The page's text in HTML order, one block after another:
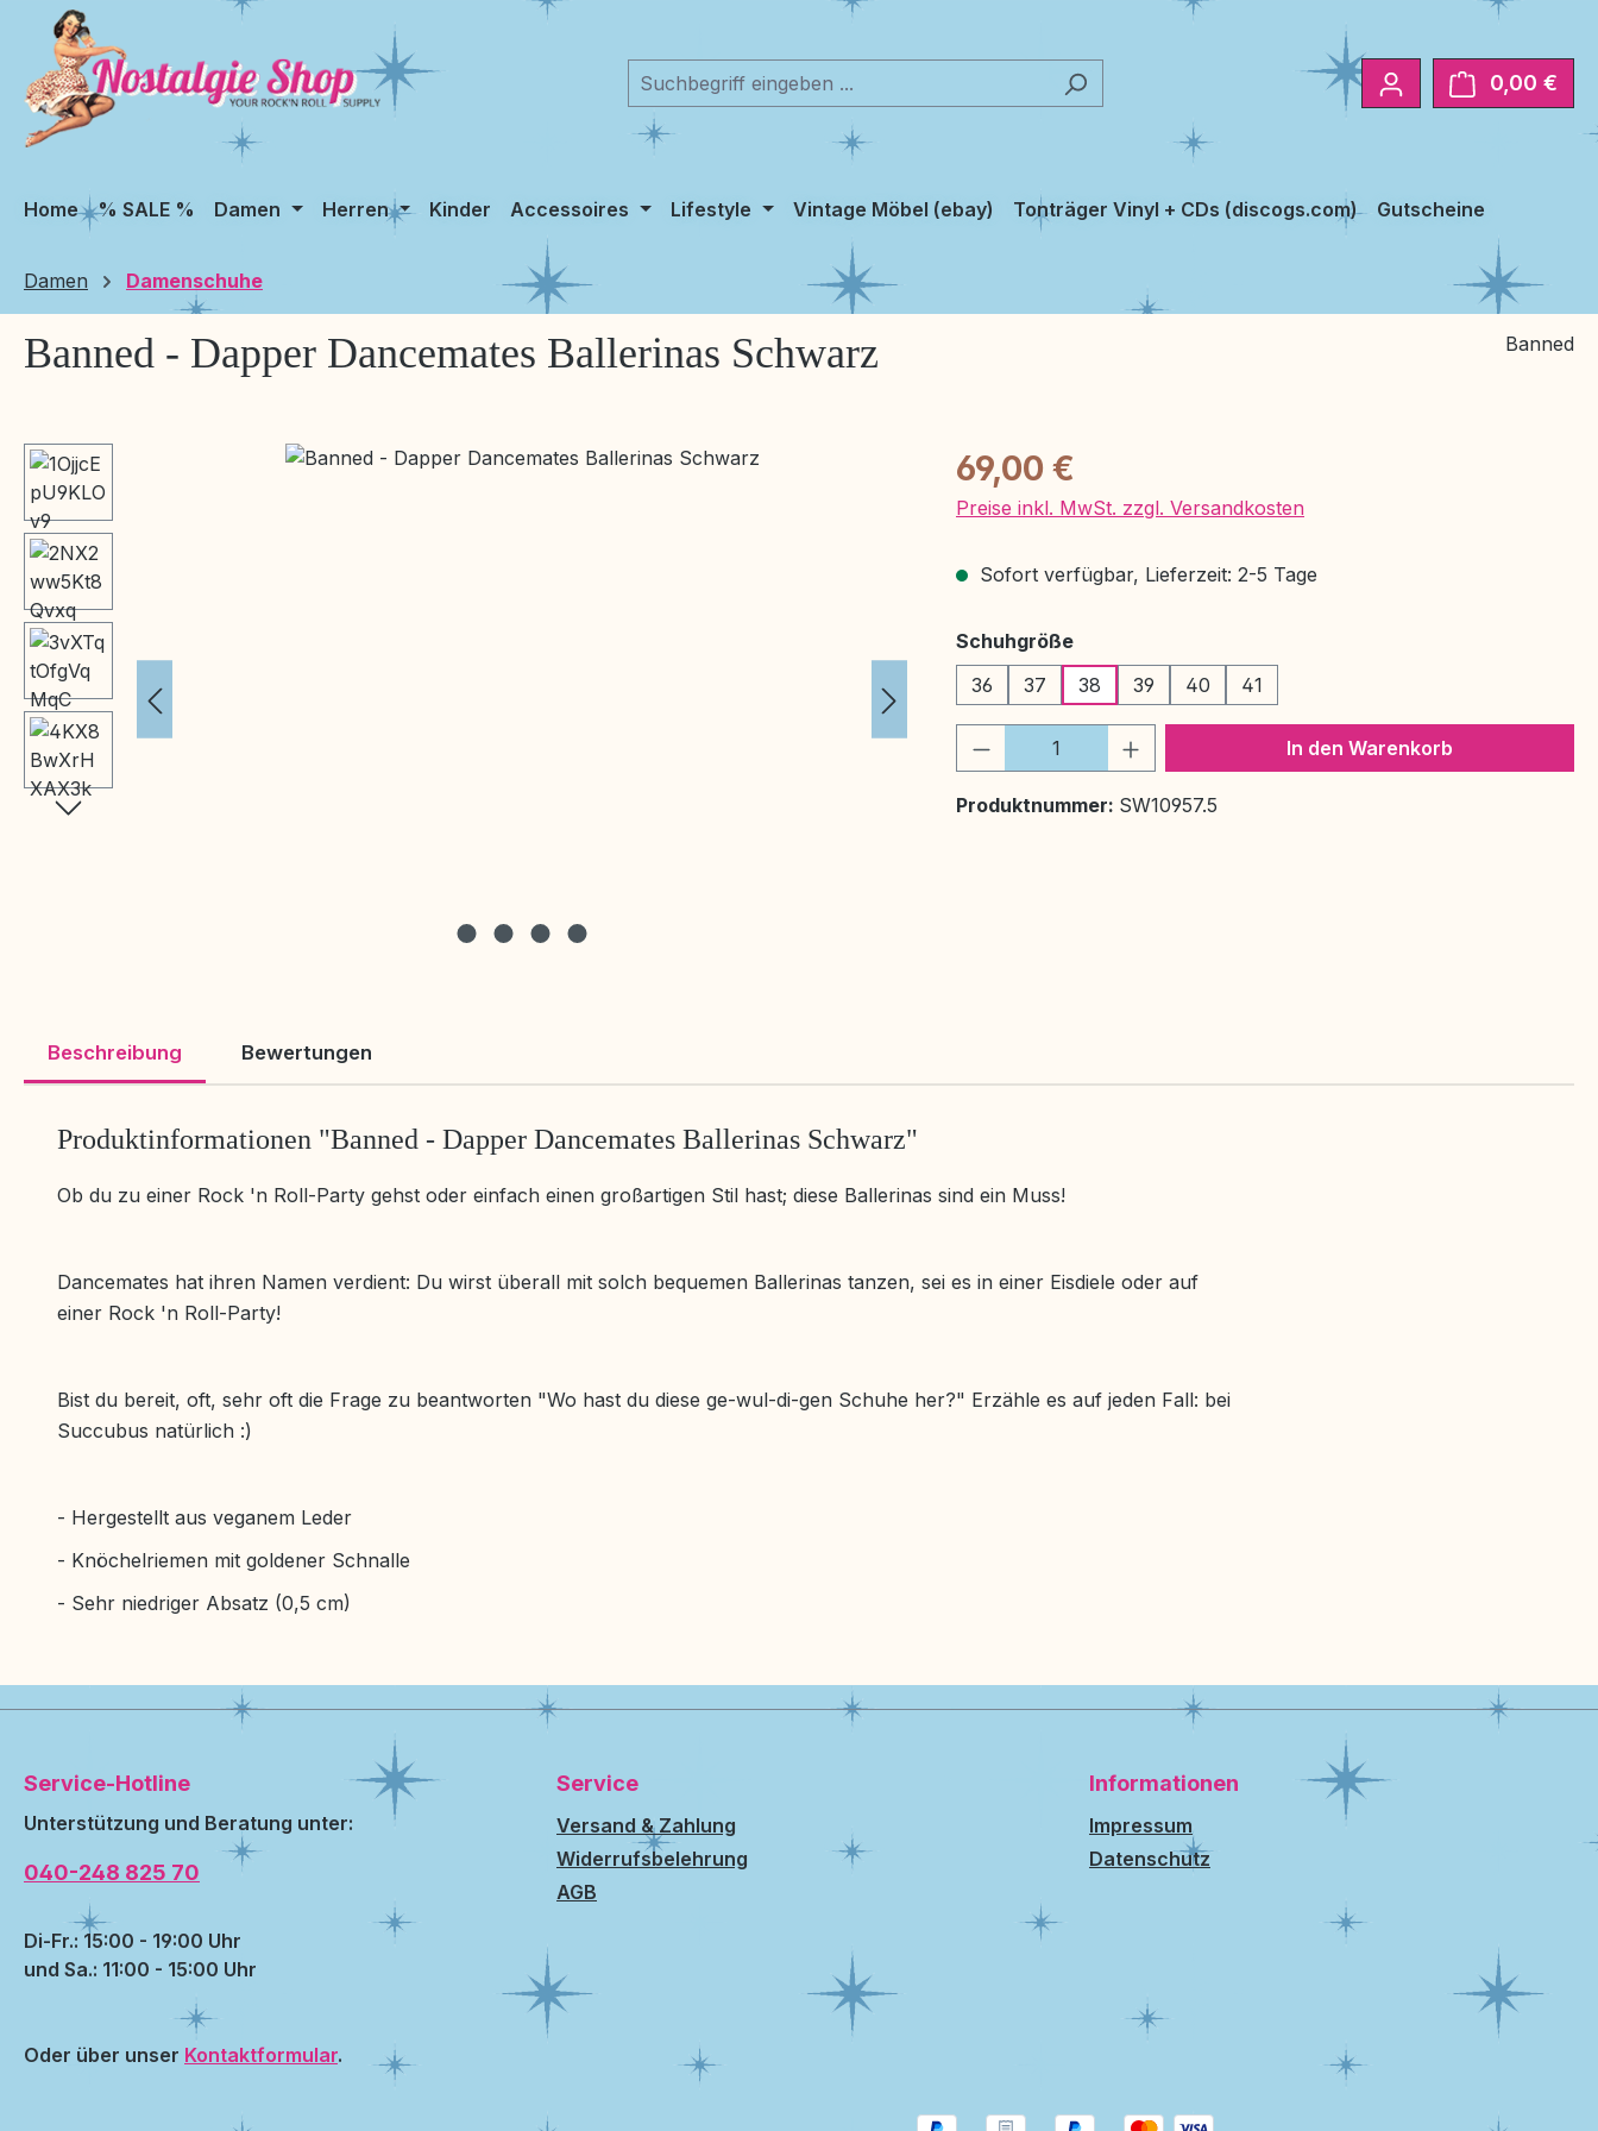
Hauptinhalt springen
Zur Suche springen
Zur Hauptnavigation springen
0,00 €
Home % SALE % Damen Herren Kinder Accessoires Lifestyle Vintage Möbel (ebay) Tonträger Vinyl + CDs (discogs.com) Gutscheine
Damen Damenschuhe
Banned - Dapper Dancemates Ballerinas Schwarz Banned
Bildergalerie überspringen Regulärer Preis:
69,00 €
Preise inkl. MwSt. zzgl. Versandkosten
Sofort verfügbar, Lieferzeit: 2-5 Tage
Schuhgrößeauswählen
36
37 38 39 40 41
Produkt Anzahl: Gib den gewünschten Wert
In den Warenkorb
Produktnummer: SW10957.5
Beschreibung Bewertungen
Produktinformationen "Banned - Dapper Dancemates Ballerinas Schwarz"
Ob du zu einer Rock 'n Roll-Party gehst oder einfach einen großartigen Stil hast; diese Ballerinas sind ein Muss!
Dancemates hat ihren Namen verdient: Du wirst überall mit solch bequemen Ballerinas tanzen, sei es in einer Eisdiele oder auf
einer Rock 'n Roll-Party!
Bist du bereit, oft, sehr oft die Frage zu beantworten "Wo hast du diese ge-wul-di-gen Schuhe her?" Erzähle es auf jeden Fall: bei
Succubus natürlich :)
- Hergestellt aus veganem Leder
- Knöchelriemen mit goldener Schnalle
- Sehr niedriger Absatz (0,5 cm)
Service-Hotline
Unterstützung und Beratung unter:
040-248 825 70
Di-Fr.: 15:00 - 19:00 Uhr
und Sa.: 11:00 - 15:00 Uhr
Oder über unser Kontaktformular.
Service
Versand & Zahlung
Widerrufsbelehrung
AGB
Informationen
Impressum
Datenschutz